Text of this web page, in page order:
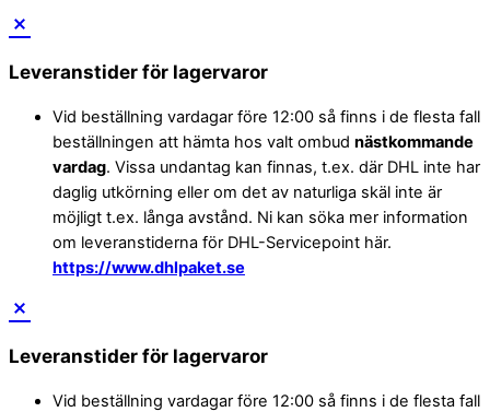
Leveranstider för lagervaror
Vid beställning vardagar före 12:00 så finns i de flesta fall
beställningen att hämta hos valt ombud nästkommande
vardag. Vissa undantag kan finnas, t.ex. där DHL inte har
daglig utkörning eller om det av naturliga skäl inte är
möjligt t.ex. långa avstånd. Ni kan söka mer information
om leveranstiderna för DHL-Servicepoint här.
https://www.dhlpaket.se
Leveranstider för lagervaror
Vid beställning vardagar före 12:00 så finns i de flesta fall